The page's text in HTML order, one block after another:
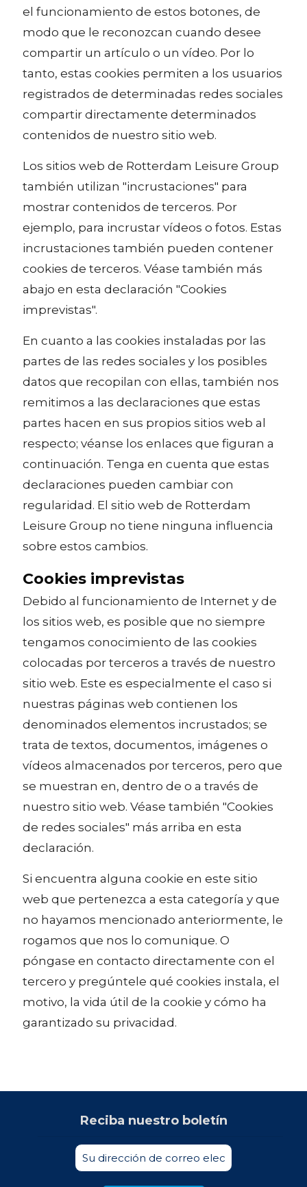
el funcionamiento de estos botones, de
modo que le reconozcan cuando desee
compartir un artículo o un vídeo. Por lo
tanto, estas cookies permiten a los usuarios
registrados de determinadas redes sociales
compartir directamente determinados
contenidos de nuestro sitio web.
Los sitios web de Rotterdam Leisure Group
también utilizan "incrustaciones" para
mostrar contenidos de terceros. Por
ejemplo, para incrustar vídeos o fotos. Estas
incrustaciones también pueden contener
cookies de terceros. Véase también más
abajo en esta declaración "Cookies
imprevistas".
En cuanto a las cookies instaladas por las
partes de las redes sociales y los posibles
datos que recopilan con ellas, también nos
remitimos a las declaraciones que estas
partes hacen en sus propios sitios web al
respecto; véanse los enlaces que figuran a
continuación. Tenga en cuenta que estas
declaraciones pueden cambiar con
regularidad. El sitio web de Rotterdam
Leisure Group no tiene ninguna influencia
sobre estos cambios.
Cookies imprevistas
Debido al funcionamiento de Internet y de
los sitios web, es posible que no siempre
tengamos conocimiento de las cookies
colocadas por terceros a través de nuestro
sitio web. Este es especialmente el caso si
nuestras páginas web contienen los
denominados elementos incrustados; se
trata de textos, documentos, imágenes o
vídeos almacenados por terceros, pero que
se muestran en, dentro de o a través de
nuestro sitio web. Véase también "Cookies
de redes sociales" más arriba en esta
declaración.
Si encuentra alguna cookie en este sitio
web que pertenezca a esta categoría y que
no hayamos mencionado anteriormente, le
rogamos que nos lo comunique. O
póngase en contacto directamente con el
tercero y pregúntele qué cookies instala, el
motivo, la vida útil de la cookie y cómo ha
garantizado su privacidad.
Reciba nuestro boletín